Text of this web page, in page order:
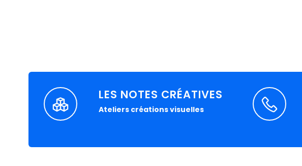
LES NOTES CRÉATIVES
Ateliers créations visuelles